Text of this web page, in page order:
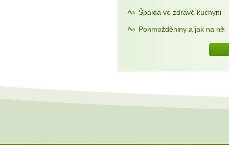
Špalda ve zdravé kuchyni
Pohmožděniny a jak na ně